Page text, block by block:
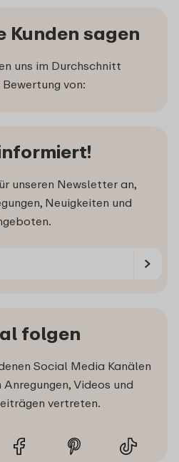
Kunden sagen
uns im Durchschnitt
von:
unseren Newsletter an,
Neuigkeiten und
folgen
Social Media Kanälen
Videos und
vertreten.